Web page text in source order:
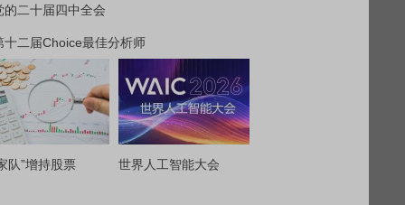
的二十届四中全会
十二届Choice最佳分析师
队”增持股票 世界人工智能大会